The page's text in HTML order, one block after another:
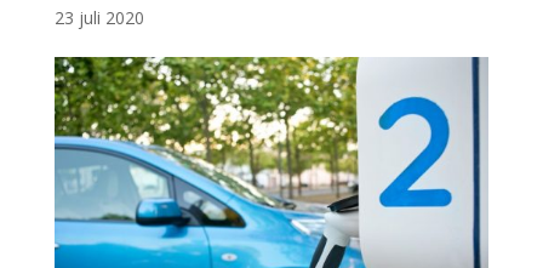
23 juli 2020